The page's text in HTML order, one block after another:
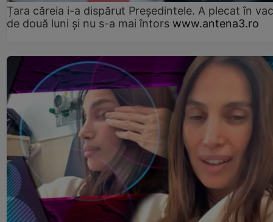
Țara căreia i-a dispărut Președintele. A plecat în
de două luni și nu s-a mai întors www.antena3.ro